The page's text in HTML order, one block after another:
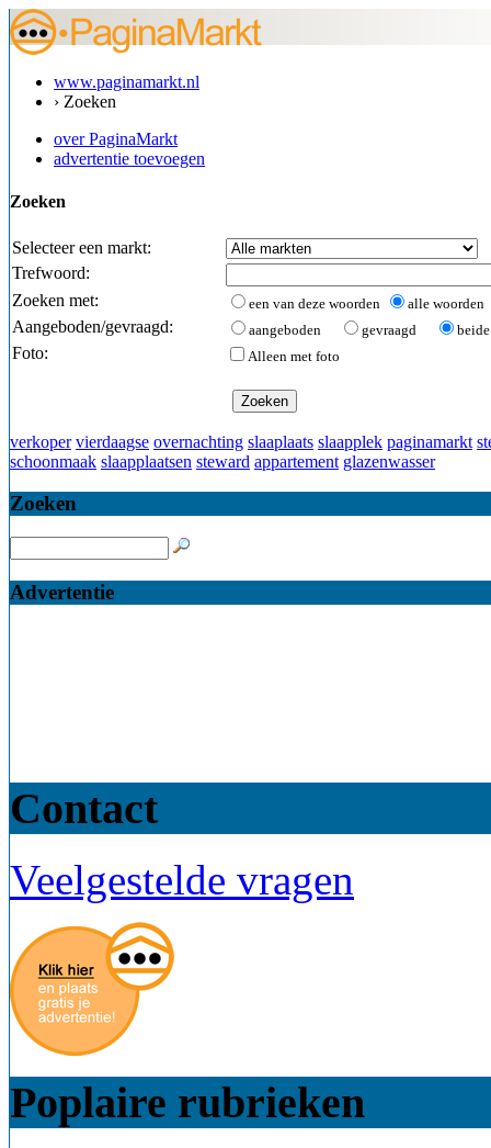
www.paginamarkt.nl
› Zoeken
over PaginaMarkt
advertentie toevoegen
Zoeken
Selecteer een markt:
Trefwoord:
Zoeken met:
een van deze woorden alle woorden
Aangeboden/gevraagd: aangeboden gevraagd beide
Foto: Alleen met foto
verkoper vierdaagse overnachting slaaplaats slaapplek paginamarkt
schoonmaak slaapplaatsen steward appartement glazenwasser
Zoeken
Advertentie
Contact
Veelgestelde vragen
Poplaire rubrieken